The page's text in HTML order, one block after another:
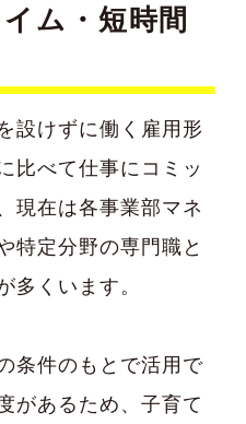
ム・短時間
設けずに働く雇用形
比べて仕事にコミッ
現在は各事業部マネ
特定分野の専門職と
多くいます。
条件のもとで活用で
があるため、子育て